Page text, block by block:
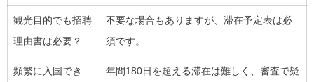
観光目的でも招聘
理由書は必要？
不要な場合もありますが、滞在予定表は必
須です。
頻繁に入国でき
年間180日を超える滞在は難しく、審査で疑